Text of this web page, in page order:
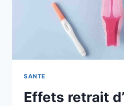
SANTE
Effets retrait